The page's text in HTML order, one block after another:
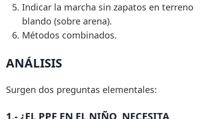
Indicar la marcha sin zapatos en terreno
blando (sobre arena).
Métodos combinados.
ANÁLISIS
Surgen dos preguntas elementales:
1.- ¿EL PPF EN EL NIÑO, NECESITA